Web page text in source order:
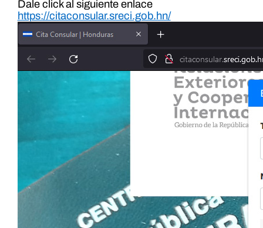
Dale click al siguiente enlace
https://citaconsular.sreci.gob.hn/